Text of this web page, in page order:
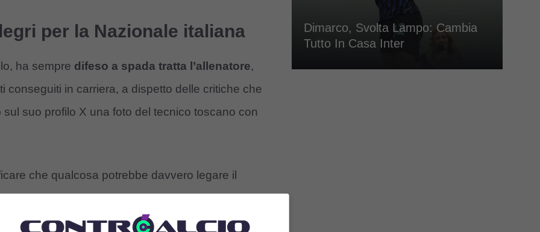
per la Nazionale italiana
ha sempre difeso a spada tratta l’allenatore,
conseguiti in carriera, a dispetto delle critiche che
suo profilo X una foto del tecnico toscano con
che qualcosa potrebbe davvero legare il
Probabilmente, più che una vera e propria
un suo auspicio, almeno per il momento.
Dimarco, Svolta Lampo: Cambia
Tutto In Casa Inter